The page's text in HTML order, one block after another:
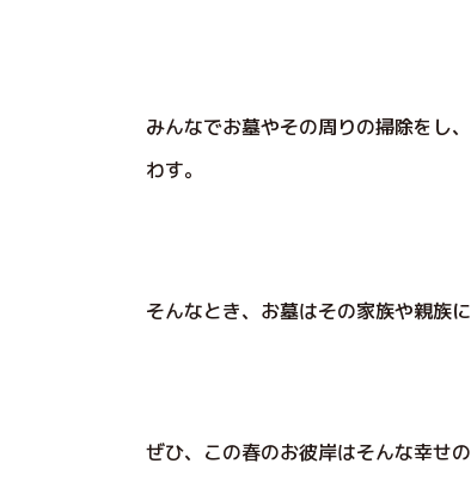
みんなでお墓やその周りの掃除をし
わす。
そんなとき、お墓はその家族や親族
ぜひ、この春のお彼岸はそんな幸せ